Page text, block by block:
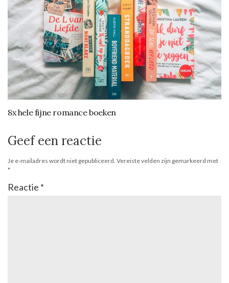
8x hele fijne romance boeken
Geef een reactie
Je e-mailadres wordt niet gepubliceerd. Vereiste velden zijn gemarkeerd met
*
Reactie *